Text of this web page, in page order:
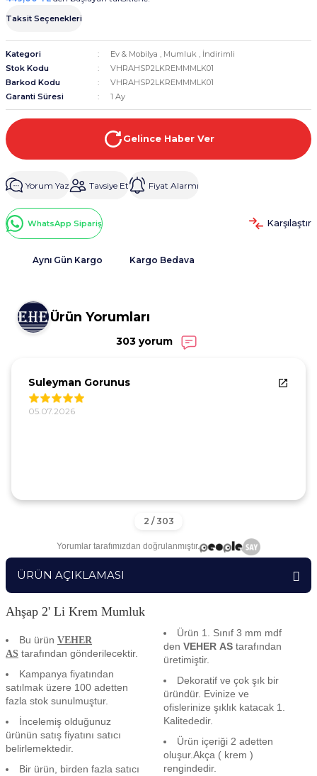
Taksit Seçenekleri
Kategori Ev & Mobilya , Mumluk , İndirimli
Stok Kodu
VHRAHSP2LKREMMMLK01
Barkod Kodu
VHRAHSP2LKREMMMLK01
Garanti Süresi
1 Ay
Gelince Haber Ver
Yorum Yaz Tavsiye Et Fiyat Alarmı
WhatsApp Sipariş Karşılaştır
Aynı Gün Kargo Kargo Bedava
Ürün Yorumları
303 yorum
Suleyman Gorunus
05.07.2026
Yorumlar tarafımızdan doğrulanmıştır.
ÜRÜN AÇIKLAMASI
Ahşap 2' Li Krem Mumluk
Bu ürün VEHER
AS tarafından gönderilecektir.
Kampanya fiyatından
satılmak üzere 100 adetten
fazla stok sunulmuştur.
İncelemiş olduğunuz
ürünün satış fiyatını satıcı
belirlemektedir.
Bir ürün, birden fazla satıcı
Ürün 1. Sınıf 3 mm mdf
den VEHER AStarafından
üretimiştir.
Dekoratif ve çok şık bir
üründür. Evinize ve
ofislerinize şıklık katacak 1.
Kalitededir.
Ürün içeriği 2 adetten
oluşur.Akça ( krem )
rengindedir.